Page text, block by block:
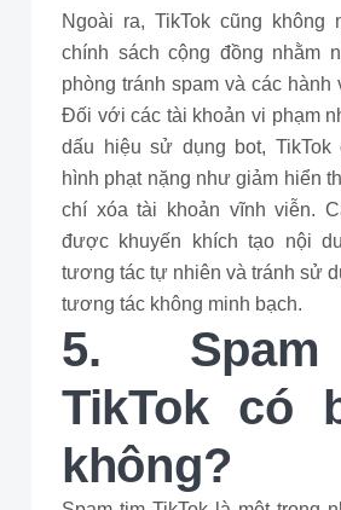
Ngoài ra, TikTok cũng không
chính sách cộng đồng nhằm
phòng tránh spam và các hành
Đối với các tài khoản vi phạm
dấu hiệu sử dụng bot, TikTok
hình phạt nặng như giảm hiển
chí xóa tài khoản vĩnh viễn.
được khuyến khích tạo nội
tương tác tự nhiên và tránh sử
tương tác không minh bạch.
5.
TikTok có
không?